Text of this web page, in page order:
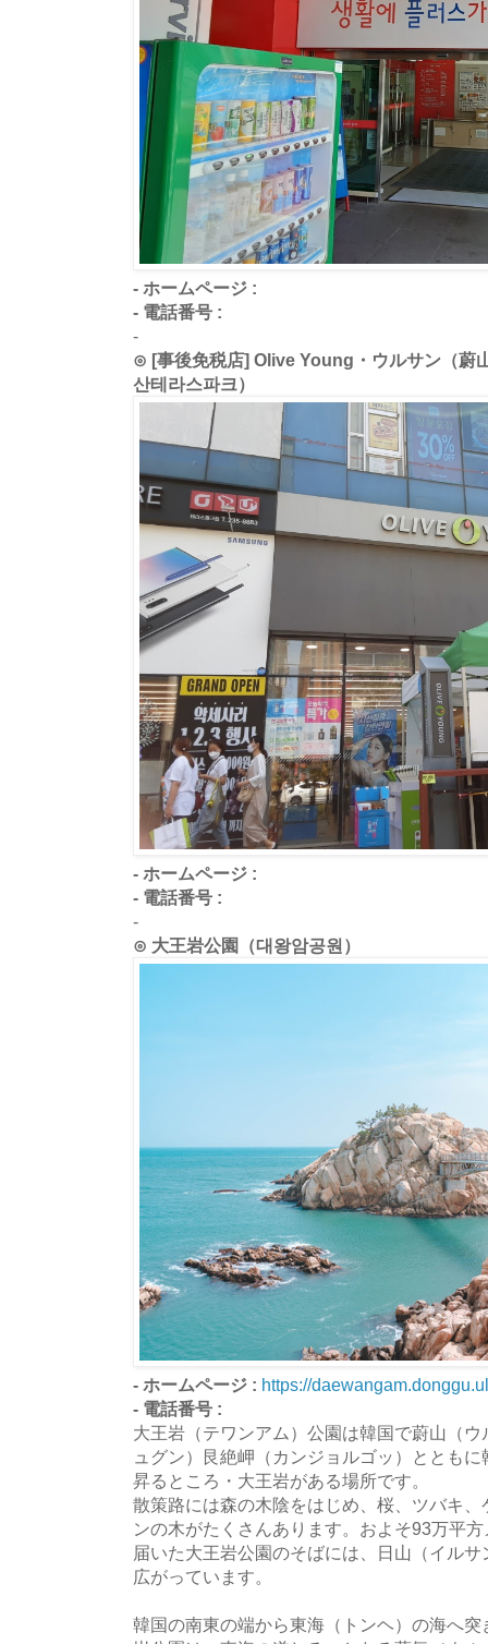
- ホームページ :
- 電話番号 :
-
⊙ [事後免税店] Olive Young・ウルサン（蔚
산테라스파크）
- ホームページ :
- 電話番号 :
-
⊙ 大王岩公園（대왕암공원）
- ホームページ : https://
- 電話番号 :
大王岩（テワンアム）公園は韓国で蔚山（
ュグン）艮絶岬（カンジョルゴッ）ととも
昇るところ・大王岩がある場所です。
散策路には森の木陰をはじめ、桜、ツバキ
ンの木がたくさんあります。およそ93万平
届いた大王岩公園のそばには、日山（イル
広がっています。
韓国の南東の端から東海（トンヘ）の海へ